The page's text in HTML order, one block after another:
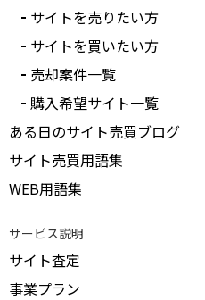
サイトを売りたい方
サイトを買いたい方
売却案件一覧
購入希望サイト一覧
ある日のサイト売買ブログ
サイト売買用語集
WEB用語集
サービス説明
サイト査定
事業プラン